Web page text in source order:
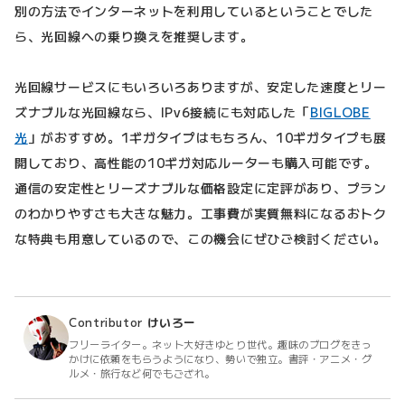
別の方法でインターネットを利用しているということでした
ら、光回線への乗り換えを推奨します。
光回線サービスにもいろいろありますが、安定した速度とリー
ズナブルな光回線なら、IPv6接続にも対応した「BIGLOBE
光 」がおすすめ。1ギガタイプはもちろん、10ギガタイプも展
開しており、高性能の10ギガ対応ルーターも購入可能です。
通信の安定性とリーズナブルな価格設定に定評があり、プラン
のわかりやすさも大きな魅力。工事費が実質無料になるおトク
な特典も用意しているので、この機会にぜひご検討ください。
Contributor けいろー
フリーライター。ネット大好きゆとり世代。趣味のブログをきっ
かけに依頼をもらうようになり、勢いで独立。書評・アニメ・グ
ルメ・旅行など何でもござれ。